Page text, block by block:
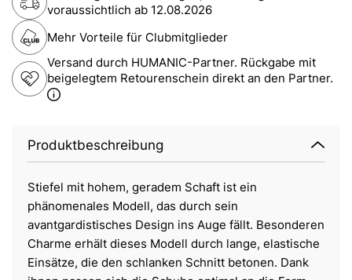
voraussichtlich ab 12.08.2026
Mehr Vorteile für Clubmitglieder
Versand durch HUMANIC-Partner. Rückgabe mit
beigelegtem Retourenschein direkt an den Partner.
Produktbeschreibung
Stiefel mit hohem, geradem Schaft ist ein
phänomenales Modell, das durch sein
avantgardistisches Design ins Auge fällt. Besonderen
Charme erhält dieses Modell durch lange, elastische
Einsätze, die den schlanken Schnitt betonen. Dank